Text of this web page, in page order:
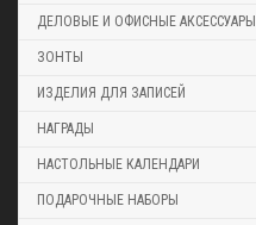
ДЕЛОВЫЕ И ОФИСНЫЕ АКСЕССУАРЫ
ЗОНТЫ
ИЗДЕЛИЯ ДЛЯ ЗАПИСЕЙ
НАГРАДЫ
НАСТОЛЬНЫЕ КАЛЕНДАРИ
ПОДАРОЧНЫЕ НАБОРЫ